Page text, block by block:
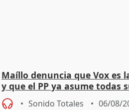
Maíllo denuncia que Vox es
y que el PP ya asume todas
Sonido Totales 06/08/